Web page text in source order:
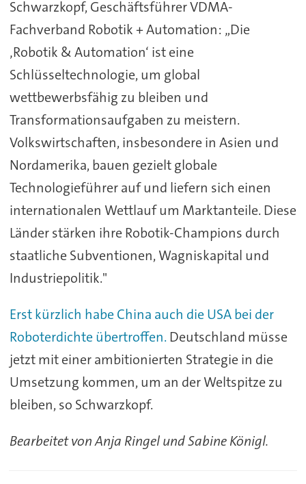
Schwarzkopf, Geschäftsführer VDMA-
Fachverband Robotik + Automation: „Die
‚Robotik & Automation‘ ist eine
Schlüsseltechnologie, um global
wettbewerbsfähig zu bleiben und
Transformationsaufgaben zu meistern.
Volkswirtschaften, insbesondere in Asien und
Nordamerika, bauen gezielt globale
Technologieführer auf und liefern sich einen
internationalen Wettlauf um Marktanteile. Diese
Länder stärken ihre Robotik-Champions durch
staatliche Subventionen, Wagniskapital und
Industriepolitik."
Erst kürzlich habe China auch die USA bei der
Roboterdichte übertroffen. Deutschland müsse
jetzt mit einer ambitionierten Strategie in die
Umsetzung kommen, um an der Weltspitze zu
bleiben, so Schwarzkopf.
Bearbeitet von Anja Ringel und Sabine Königl.